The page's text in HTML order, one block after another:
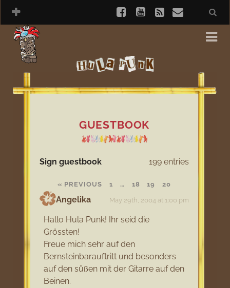
GUESTBOOK
Sign guestbook 199 entries
« PREVIOUS 1 … 18 19 20
Angelika May 29th, 2004 at 1:00 pm
Hallo Hula Punk! Ihr seid die
Grössten!
Freue mich sehr auf den
Bernsteinbarauftritt und besonders
auf den süßen mit der Gitarre auf den
Beinen.